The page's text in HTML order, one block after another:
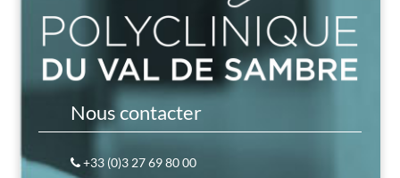
Nous contacter
+33 (0)3 27 69 80 00